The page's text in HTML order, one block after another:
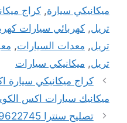
ميكانيكي سيارة, كراج
تريل, كهربائي سيارات
تريل, معدات السيارات,
تريل, ميكانيكي سيارات
ميكانيك سيارات اكس